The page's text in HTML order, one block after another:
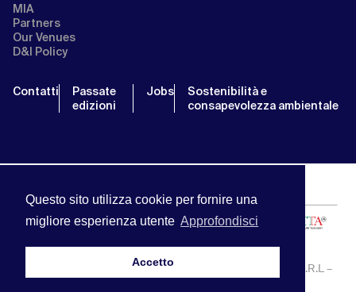
Questo sito utilizza cookie per fornire una
migliore esperienza utente Approfondisci
Accetto
MIA
Partners
Our Venues
D&I Policy
Contatti
Passate
edizioni
Jobs
Sostenibilità e
consapevolezza ambientale
MIA | Mercato Internazionale Audiovisivo | APA SERVICE S.R.L –